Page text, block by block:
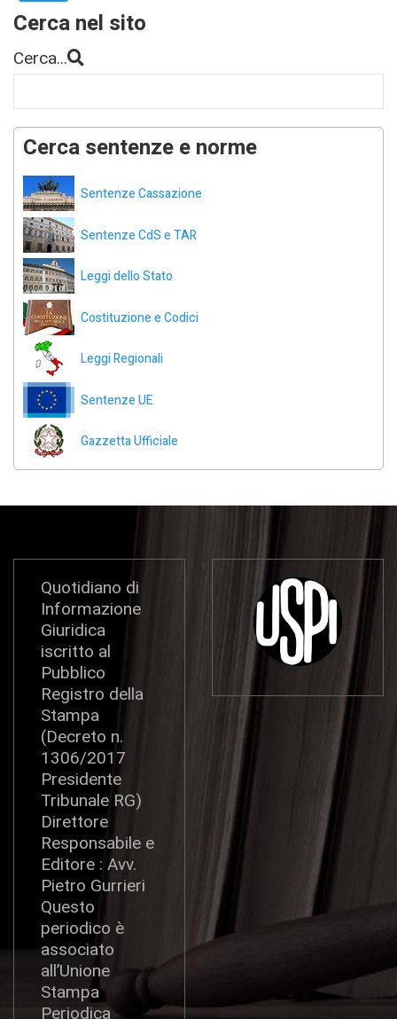
Cerca nel sito
Cerca...
Cerca sentenze e norme
Sentenze Cassazione
Sentenze CdS e TAR
Leggi dello Stato
Costituzione e Codici
Leggi Regionali
Sentenze UE
Gazzetta Ufficiale
Quotidiano di
Informazione
Giuridica
iscritto al
Pubblico
Registro della
Stampa
(Decreto n.
1306/2017
Presidente
Tribunale RG)
Direttore
Responsabile e
Editore : Avv.
Pietro Gurrieri
Questo
periodico è
associato
all’Unione
Stampa
Periodica